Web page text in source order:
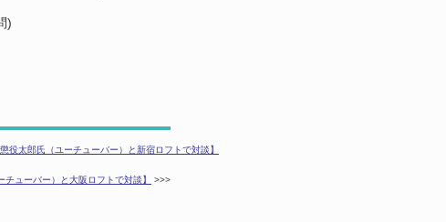
)
太郎氏（ユーチューバー）と新宿ロフトで対談】
ューバー）と大阪ロフトで対談】 >>>